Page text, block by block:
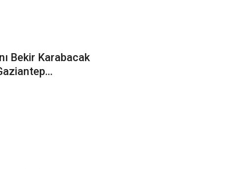
Bekir Karabacak